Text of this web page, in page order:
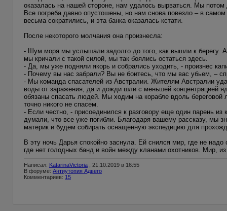
оказалась на нашей стороне, нам удалось вырваться. Мы
Все погреба давно опустошены, но нам снова повезло – в
весьма сократились, и эта банка оказалась кстати.
После некоторого молчания она произнесла:
- Шум моря мы услышали задолго до того, как вышли к берегу.
мы кричали с такой силой, мы так боялись остаться здесь.
- Да, мы уже подняли якорь и собрались уходить, - произнес
- Почему вы нас забрали? Вы не боитесь, что мы вас убьем, –
- Мы команда спасателей из Австралии. Жителям Австралии
воды от заражения, да и дожди шли с меньшей концентрацией
обязаны спасать людей. Мы ходим на корабле вдоль береговой
точно никого не спасем.
- Если честно, - присоединился к разговору еще один парень
думали, что все уже погибли. Благодаря вашему рассказу, мы
материк и будем собирать оснащенную экспедицию для
В эту ночь Дарья спокойно заснула. Ей снился мир, где не
где нет голодных банд и войн между кланами охотников. Мир,
Написал: KatarinaVictoria , 21.10.2019 в 16:55
В форуме: Антиутопия Адвего
Комментариев: 15